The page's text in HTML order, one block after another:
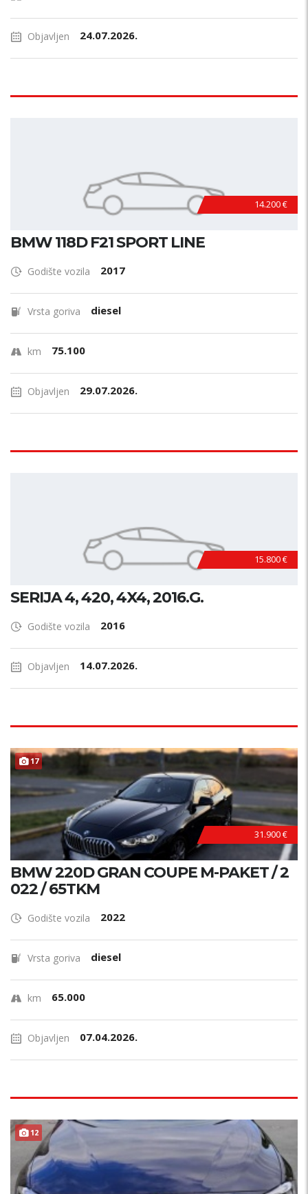
Objavljen 24.07.2026.
14.200 €
BMW 118D F21 SPORT LINE
Godište vozila 2017
Vrsta goriva diesel
km 75.100
Objavljen 29.07.2026.
15.800 €
SERIJA 4, 420, 4X4, 2016.G.
Godište vozila 2016
Objavljen 14.07.2026.
17
31.900 €
BMW 220D GRAN COUPE M-PAKET / 2
022 / 65TKM
Godište vozila 2022
Vrsta goriva diesel
km 65.000
Objavljen 07.04.2026.
12